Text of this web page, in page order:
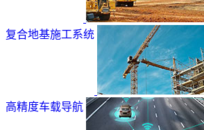
复合地基施工系统
高精度车载导航